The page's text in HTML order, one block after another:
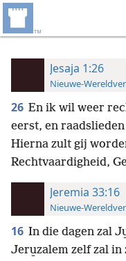
Jesaja 1:26
Nieuwe-
26 En ik wil weer
eerst, en
Hierna zult gij
Rechtvaardigheid,
Jeremia 33:16
Nieuwe-
16 In die dagen zal
Jeru̱zalem zelf zal